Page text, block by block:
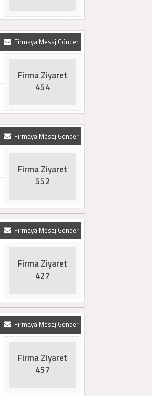
Firmaya Mesaj Gönder
Firma Ziyaret
454
Firmaya Mesaj Gönder
Firma Ziyaret
552
Firmaya Mesaj Gönder
Firma Ziyaret
427
Firmaya Mesaj Gönder
Firma Ziyaret
457